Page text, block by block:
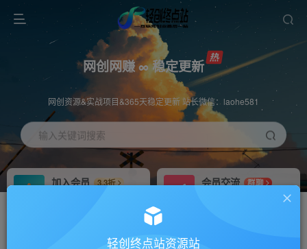
网创网赚 ∞ 稳定更新
网创资源&实战项目&365天稳定更新 站长微信：laohe581
输入关键词搜索
加入会员
3.3折
会员交流
群聊
轻创终点站资源站